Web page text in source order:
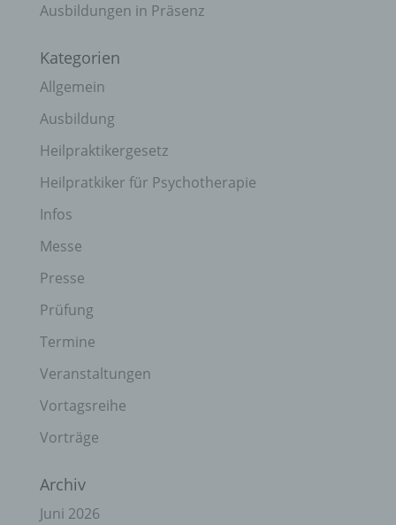
Ausbildungen in Präsenz
Kategorien
Allgemein
Ausbildung
Heilpraktikergesetz
Heilpratkiker für Psychotherapie
Infos
Messe
Presse
Prüfung
Termine
Veranstaltungen
Vortagsreihe
Vorträge
Archiv
Juni 2026